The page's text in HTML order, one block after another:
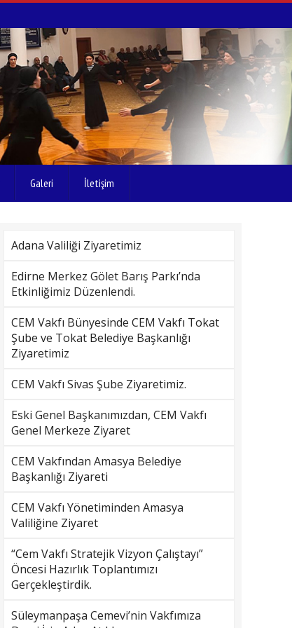
Galeri İletişim
Adana Valiliği Ziyaretimiz
Edirne Merkez Gölet Barış Parkı’nda
Etkinliğimiz Düzenlendi.
CEM Vakfı Bünyesinde CEM Vakfı Tokat
Şube ve Tokat Belediye Başkanlığı
Ziyaretimiz
CEM Vakfı Sivas Şube Ziyaretimiz.
Eski Genel Başkanımızdan, CEM Vakfı
Genel Merkeze Ziyaret
CEM Vakfından Amasya Belediye
Başkanlığı Ziyareti
CEM Vakfı Yönetiminden Amasya
Valiliğine Ziyaret
“Cem Vakfı Stratejik Vizyon Çalıştayı”
Öncesi Hazırlık Toplantımızı
Gerçekleştirdik.
Süleymanpaşa Cemevi’nin Vakfımıza